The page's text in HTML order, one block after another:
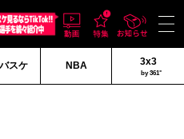
スケ NBA 3x3
by 361°